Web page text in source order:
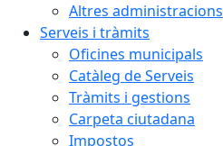
Altres administracions
Serveis i tràmits
Oficines municipals
Catàleg de Serveis
Tràmits i gestions
Carpeta ciutadana
Impostos